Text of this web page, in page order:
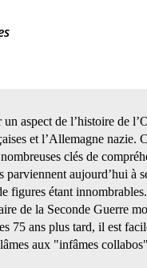
aspect de l’histoire de
et l’Allemagne
clés de
parviennent aujourd’hui à
figures étant innombrables.
de la Seconde Guerre
75 ans plus tard, il est
aux "infâmes